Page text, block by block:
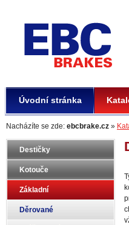
EBC Brakes
Nacházíte se zde: ebcbrake.cz »
Destičky
Kotouče
Základní
Děrované
Úvodní stránka